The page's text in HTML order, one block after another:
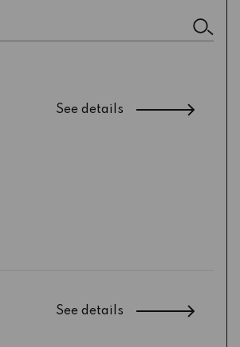
See details
See details